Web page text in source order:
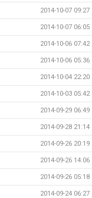
2014-10-07 09:27
2014-10-07 06:05
2014-10-06 07:42
2014-10-06 05:36
2014-10-04 22:20
2014-10-03 05:42
2014-09-29 06:49
2014-09-28 21:14
2014-09-26 20:19
2014-09-26 14:06
2014-09-26 05:18
2014-09-24 06:27